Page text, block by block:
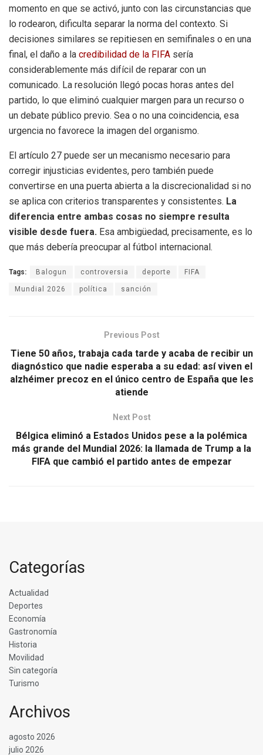
momento en que se activó, junto con las circunstancias que
lo rodearon, dificulta separar la norma del contexto. Si
decisiones similares se repitiesen en semifinales o en una
final, el daño a la credibilidad de la FIFA sería
considerablemente más difícil de reparar con un
comunicado. La resolución llegó pocas horas antes del
partido, lo que eliminó cualquier margen para un recurso o
un debate público previo. Sea o no una coincidencia, esa
urgencia no favorece la imagen del organismo.
El artículo 27 puede ser un mecanismo necesario para
corregir injusticias evidentes, pero también puede
convertirse en una puerta abierta a la discrecionalidad si no
se aplica con criterios transparentes y consistentes. La
diferencia entre ambas cosas no siempre resulta
visible desde fuera. Esa ambigüedad, precisamente, es lo
que más debería preocupar al fútbol internacional.
Tags: Balogun controversia deporte FIFA
Mundial 2026 política sanción
Previous Post
Tiene 50 años, trabaja cada tarde y acaba de recibir un
diagnóstico que nadie esperaba a su edad: así viven el
alzhéimer precoz en el único centro de España que les
atiende
Next Post
Bélgica eliminó a Estados Unidos pese a la polémica
más grande del Mundial 2026: la llamada de Trump a la
FIFA que cambió el partido antes de empezar
Categorías
Actualidad
Deportes
Economía
Gastronomía
Historia
Movilidad
Sin categoría
Turismo
Archivos
agosto 2026
julio 2026